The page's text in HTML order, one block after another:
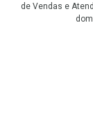
de Vendas e